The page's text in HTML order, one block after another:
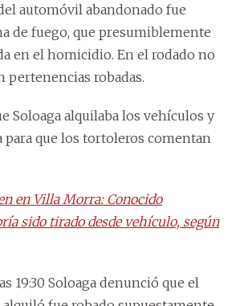
automóvil abandonado fue
de fuego, que presumiblemente
en el homicidio. En el rodado no
pertenencias robadas.
Soloaga alquilaba los vehículos y
para que los tortoleros comentan
en Villa Morra: Conocido
sido tirado desde vehículo, según
19:30 Soloaga denunció que el